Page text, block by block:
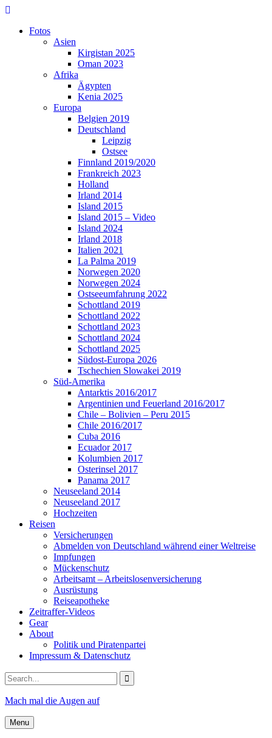
Skip
contentFotos
Asien
Kirgistan 2025
Oman 2023
Afrika
Ägypten
Kenia 2025
Europa
Belgien 2019
Deutschland
Leipzig
Ostsee
Finnland 2019/2020
Frankreich 2023
Holland
Irland 2014
Island 2015
Island 2015 – Video
Island 2024
Irland 2018
Italien 2021
La Palma 2019
Norwegen 2020
Norwegen 2024
Ostseeumfahrung 2022
Schottland 2019
Schottland 2022
Schottland 2023
Schottland 2024
Schottland 2025
Südost-Europa 2026
Tschechien Slowakei 2019
Süd-Amerika
Antarktis 2016/2017
Argentinien und Feuerland 2016/2017
Chile – Bolivien – Peru 2015
Chile 2016/2017
Cuba 2016
Ecuador 2017
Kolumbien 2017
Osterinsel 2017
Panama 2017
Neuseeland 2014
Neuseeland 2017
Hochzeiten
Reisen
Versicherungen
Abmelden von Deutschland während einer Weltreise
Impfungen
Mückenschutz
Arbeitsamt – Arbeitslosenversicherung
Ausrüstung
Reiseapotheke
Zeitraffer-Videos
Gear
About
Politik und Piratenpartei
Impressum & Datenschutz
Search
for:
Mach mal die Augen auf
Menu